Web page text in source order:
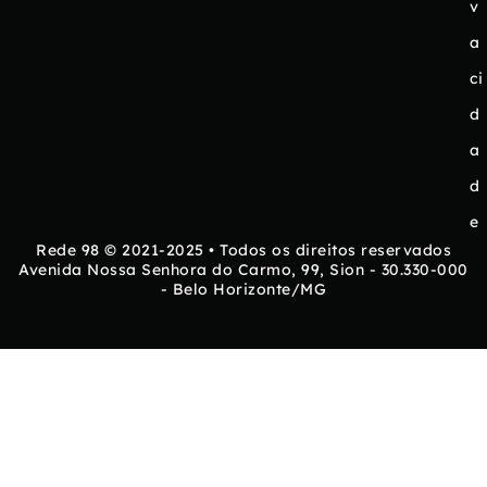
v
a
ci
d
a
d
e
Rede 98 © 2021-2025 • Todos os direitos reservados
Avenida Nossa Senhora do Carmo, 99, Sion - 30.330-000
- Belo Horizonte/MG